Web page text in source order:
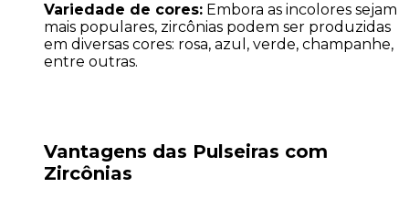
Variedade de cores: Embora as incolores sejam
mais populares, zircônias podem ser produzidas
em diversas cores: rosa, azul, verde, champanhe,
entre outras.
Vantagens das Pulseiras com
Zircônias